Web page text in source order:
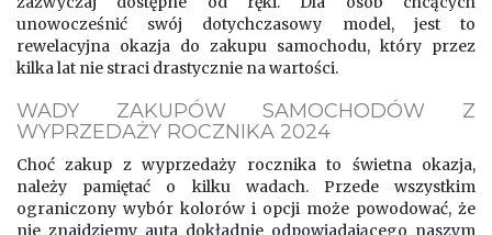
unowocześnić swój dotychczasowy model, jest to
rewelacyjna okazja do zakupu samochodu, który przez
kilka lat nie straci drastycznie na wartości.
WADY ZAKUPÓW SAMOCHODÓW Z
WYPRZEDAŻY ROCZNIKA 2024
Choć zakup z wyprzedaży rocznika to świetna okazja,
należy pamiętać o kilku wadach. Przede wszystkim
ograniczony wybór kolorów i opcji może powodować, że
nie znajdziemy auta dokładnie odpowiadającego naszym